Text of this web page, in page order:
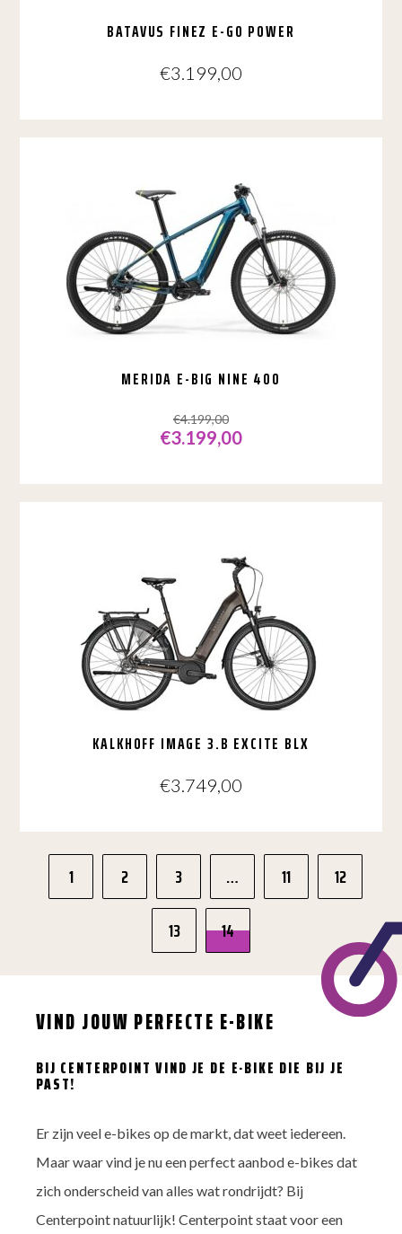
BATAVUS FINEZ E-GO POWER
€3.199,00
variaties.
Deze
optie
kan
gekozen
worden
op
productpagina
MERIDA E-BIG NINE 400
€4.199,00
€3.199,00
variaties.
optie
kan
gekozen
worden
op
de
productpagina
KALKHOFF IMAGE 3.B EXCITE BLX
€3.749,00
product
variaties.
Deze
optie
kan
gekozen
op
de
1 2 3 … 11
12
13
14
VIND JOUW PERFECTE E-BIKE
BIJ CENTERPOINT VIND JE DE E-BIKE DIE BIJ JE
PAST!
Er zijn veel e-bikes op de markt, dat weet iedereen.
Maar waar vind je nu een perfect aanbod e-bikes dat
zich onderscheid van alles wat rondrijdt? Bij
Centerpoint natuurlijk! Centerpoint staat voor een